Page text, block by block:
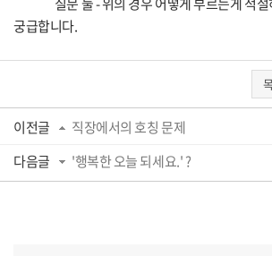
궁급합니다.
이전글
직장에서의 호칭 문제
다음글
'행복한 오늘 되세요.' ?